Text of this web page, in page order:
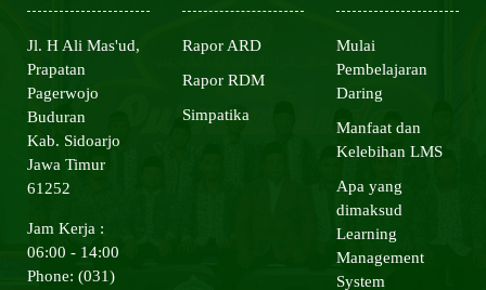
Jl. H Ali Mas'ud,
Prapatan
Pagerwojo
Buduran
Kab. Sidoarjo
Jawa Timur
61252
Jam Kerja :
06:00 - 14:00
Phone: (031)
Rapor ARD
Rapor RDM
Simpatika
Mulai
Pembelajaran
Daring
Manfaat dan
Kelebihan LMS
Apa yang
dimaksud
Learning
Management
System